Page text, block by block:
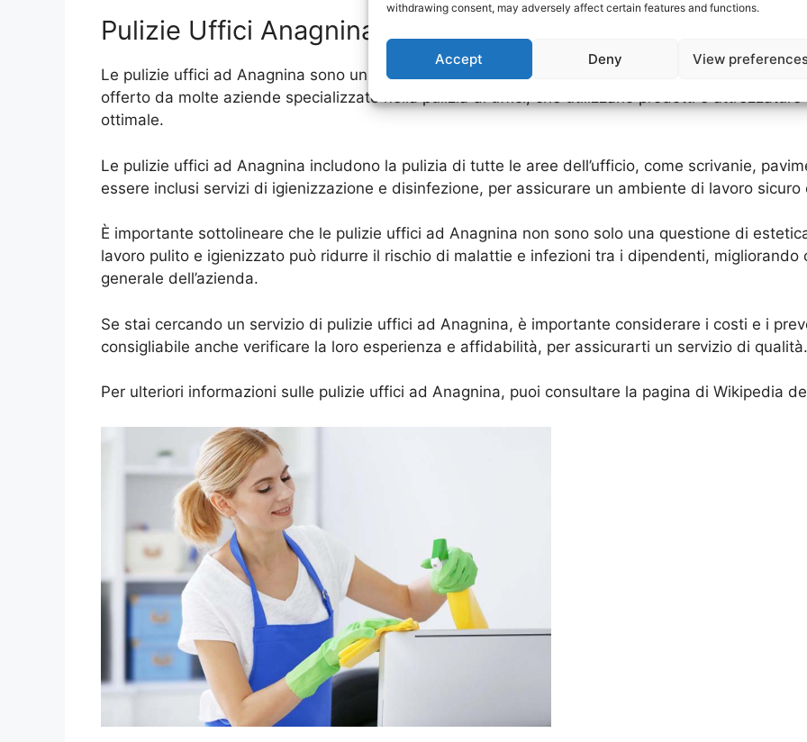
withdrawing consent, may adversely affect certain features and functions.
Accept Deny View
Pulizie Uffici Anagnina: Cosa sono e perché sono
Le pulizie uffici ad Anagnina sono un servizio fondamentale per mantenere un ambiente di
offerto da molte aziende specializzate nella pulizia di uffici, che utilizzano prodotti e
ottimale.
Le pulizie uffici ad Anagnina includono la pulizia di tutte le aree dell’ufficio, come scrivanie,
essere inclusi servizi di igienizzazione e disinfezione, per assicurare un ambiente di lavoro
È importante sottolineare che le pulizie uffici ad Anagnina non sono solo una questione di
lavoro pulito e igienizzato può ridurre il rischio di malattie e infezioni tra i dipendenti,
generale dell’azienda.
Se stai cercando un servizio di pulizie uffici ad Anagnina, è importante considerare i costi e i
consigliabile anche verificare la loro esperienza e affidabilità, per assicurarti un servizio di qualità.
Per ulteriori informazioni sulle pulizie uffici ad Anagnina, puoi consultare la pagina di Wikipedia